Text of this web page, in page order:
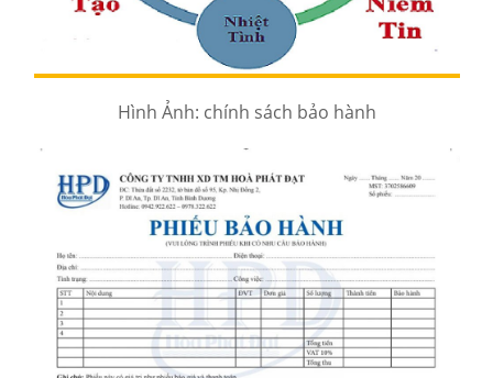
Hình Ảnh: chính sách bảo hành